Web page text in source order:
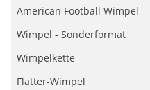
American Football Wimpel
Wimpel - Sonderformat
Wimpelkette
Flatter-Wimpel